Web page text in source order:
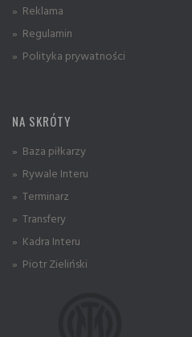
» Reklama
» Regulamin
» Polityka prywatności
NA SKRÓTY
» Baza piłkarzy
» Rywale Interu
» Terminarz
» Transfery
» Kadra Interu
» Piotr Zieliński